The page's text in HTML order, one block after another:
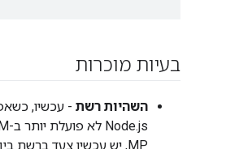
בעיות מוכרות
השהיות רשת - עכשיו,